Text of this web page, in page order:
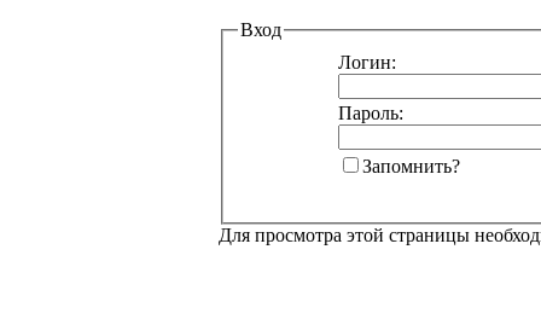
Вход
Логин:
Пароль:
Запомнить?
Для просмотра этой страницы